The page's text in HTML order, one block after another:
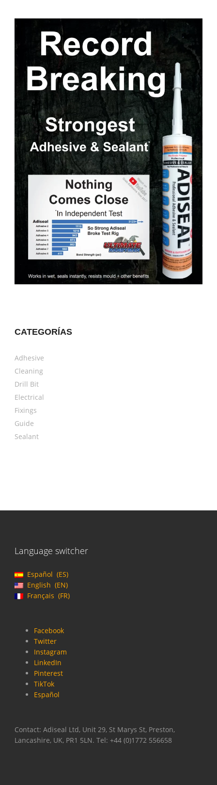
CATEGORÍAS
Adhesive
Cleaning
Drill Bit
Electrical
Fixings
Guide
Sealant
Language switcher
Español
ES
English
EN
Français
FR
Facebook
Twitter
Instagram
LinkedIn
Pinterest
TikTok
Español
Contact: Adiseal Ltd, Unit 29, St Marys St, Preston,
Lancashire, UK, PR1 5LN. Tel: +44 (0)1772 556658